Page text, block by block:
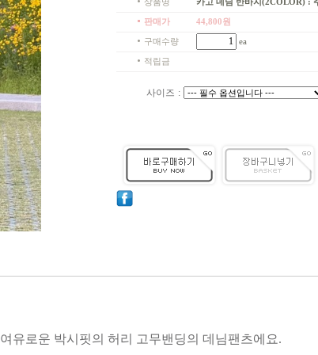
판매가 44,800원
구매수량 ea
적립금
사이즈 :
여유로운 박시핏의 허리 고무밴딩의 데님팬츠에요.